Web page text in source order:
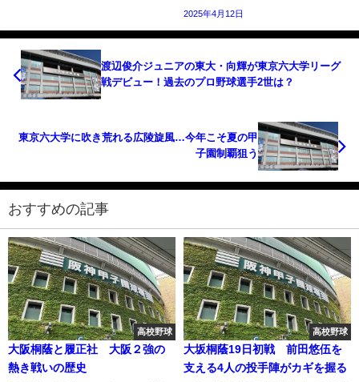
2025年4月12日
渡辺俊介ジュニアの東大・向輝が東京六大学リーグ
戦デビュー！過去のプロ野球選手2世は？
東京六大学に吹き荒れる広陵旋風…今年こそ夏の甲
子園制覇狙う
おすすめの記事
高校野球
大阪桐蔭と履正社 大阪２強の
熱き戦いの歴史
高校野球
大坂桐蔭19日初戦 前田悠伍を
支える4人の投手陣がカギを握る